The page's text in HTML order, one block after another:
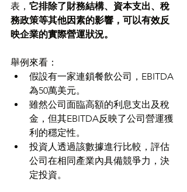
表， 它排除了財務結構、資本支出、稅
務政策等其他因素的影響，可以有效反
映企業的實際營運狀況。
舉例來看：
假設有一家連鎖餐飲公司，EBITDA
為50萬美元。
雖然公司面臨高額的利息支出及稅
金，但其EBITDA反映了公司營運獲
利的穩定性。
投資人透過該數據進行比較，評估
公司在相同產業內具備競爭力，決
定投資。